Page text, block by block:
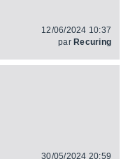
12/06/2024 10:37
par Recuring
30/05/2024 20:59